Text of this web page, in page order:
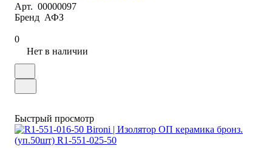
Арт. 00000097
Бренд АФЗ
0
Нет в наличии
Быстрый просмотр